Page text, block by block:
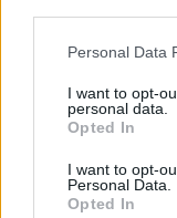
Personal Data
I want to opt-
personal data.
Opted In
I want to opt-
Personal Data.
Opted In
trasparire
uscire dalla
portavoce
Trezza;
visione
sociale, nella